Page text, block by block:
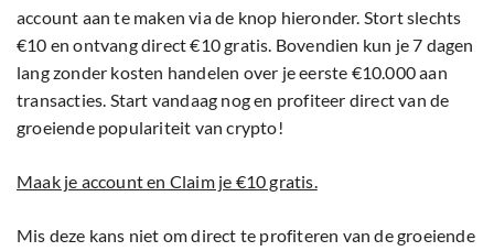
account aan te maken via de knop hieronder. Stort slechts
€10 en ontvang direct €10 gratis. Bovendien kun je 7 dagen
lang zonder kosten handelen over je eerste €10.000 aan
transacties. Start vandaag nog en profiteer direct van de
groeiende populariteit van crypto!
Maak je account en Claim je €10 gratis.
Mis deze kans niet om direct te profiteren van de groeiende